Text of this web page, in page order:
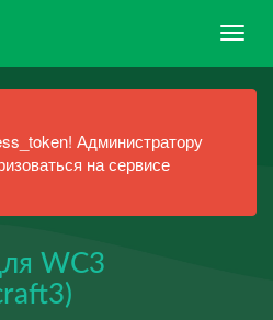
Администратору
на сервисе
WC3